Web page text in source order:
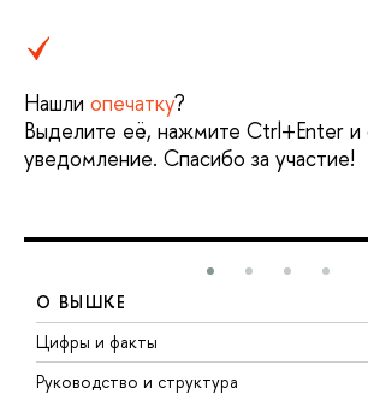
Нашли опечатку?
Выделите её, нажмите Ctrl+Enter и
уведомление. Спасибо за участие!
О ВЫШКЕ
Цифры и факты
Руководство и структура